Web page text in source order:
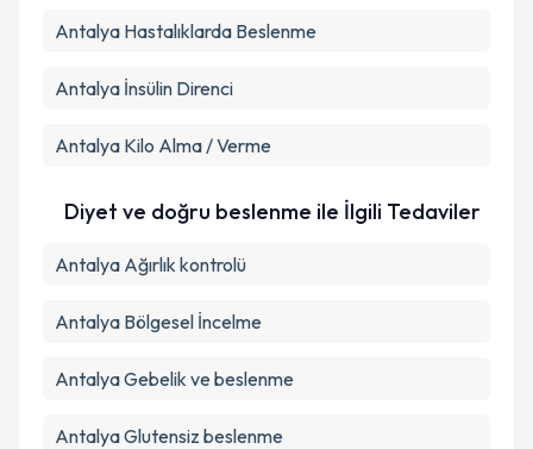
Antalya Hastalıklarda Beslenme
Antalya İnsülin Direnci
Antalya Kilo Alma / Verme
Diyet ve doğru beslenme ile İlgili Tedaviler
Antalya Ağırlık kontrolü
Antalya Bölgesel İncelme
Antalya Gebelik ve beslenme
Antalya Glutensiz beslenme